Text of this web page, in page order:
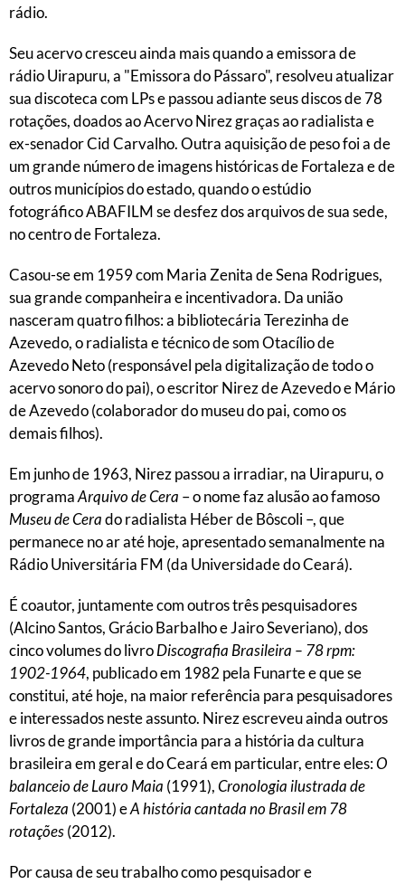
rádio.
Seu acervo cresceu ainda mais quando a emissora de
rádioUirapuru, a "Emissora do Pássaro", resolveu atualizar
sua discoteca com LPs e passou adiante seus discos de 78
rotações, doados ao Acervo Nirez graças ao radialista e
ex-senadorCid Carvalho. Outra aquisição de peso foi a de
um grande número de imagens históricas de Fortaleza e de
outros municípios do estado, quando o estúdio
fotográficoABAFILMse desfez dos arquivos de sua sede,
no centro de Fortaleza.
Casou-se em 1959 com Maria Zenita de Sena Rodrigues,
sua grande companheira e incentivadora. Da união
nasceram quatro filhos: a bibliotecária Terezinha de
Azevedo, o radialista e técnico de som Otacílio de
Azevedo Neto (responsável pela digitalização de todo o
acervo sonoro do pai), o escritor Nirez de Azevedo e Mário
de Azevedo (colaborador do museu do pai, como os
demais filhos).
Em junho de 1963, Nirez passou a irradiar, na Uirapuru, o
programaArquivo de Cera – o nome faz alusão ao famoso
Museu de Cerado radialista Héber de Bôscoli –, que
permanece no ar até hoje, apresentado semanalmente na
Rádio Universitária FM (da Universidade do Ceará).
É coautor, juntamente com outros três pesquisadores
(Alcino Santos, Grácio Barbalho e Jairo Severiano), dos
cinco volumes do livroDiscografia Brasileira – 78 rpm:
1902-1964, publicado em 1982 pela Funarte e que se
constitui, até hoje, na maior referência para pesquisadores
e interessados neste assunto. Nirez escreveu ainda outros
livros de grande importância para a história da cultura
brasileira em geral e do Ceará em particular, entre eles:O
balanceio de Lauro Maia (1991),Cronologia ilustrada de
Fortaleza (2001) eA história cantada no Brasil em 78
rotações(2012).
Por causa de seu trabalho como pesquisador e